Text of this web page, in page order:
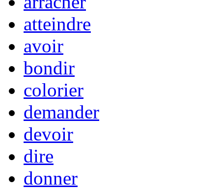
atteindre
avoir
bondir
colorier
demander
devoir
dire
donner